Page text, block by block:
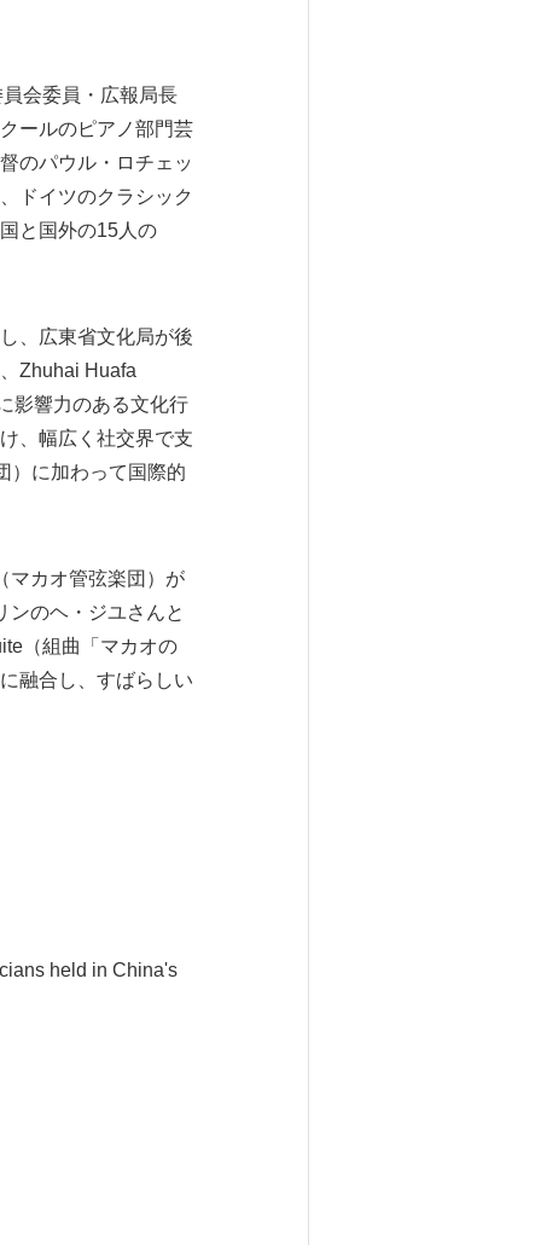
会委員・広報局長
ールのピアノ部門芸
のパウル・ロチェッ
ドイツのクラシック
と国外の15人の
、広東省文化局が後
Zhuhai Huafa
影響力のある文化行
、幅広く社交界で支
）に加わって国際的
マカオ管弦楽団）が
ンのヘ・ジユさんと
（組曲「マカオの
融合し、すばらしい
held in China's